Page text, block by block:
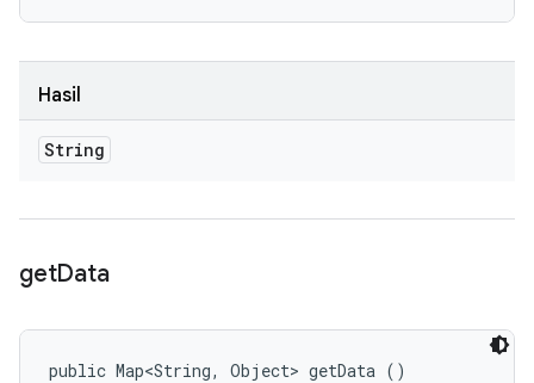
Hasil
String
getData
public Map<String, Object> getData ()